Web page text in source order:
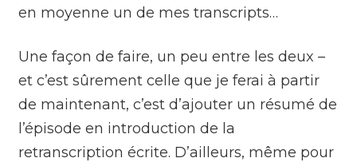
en moyenne un de mes transcripts…
Une façon de faire, un peu entre les deux –
et c’est sûrement celle que je ferai à partir
de maintenant, c’est d’ajouter un résumé de
l’épisode en introduction de la
retranscription écrite. D’ailleurs, même pour